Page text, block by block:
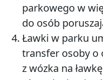
parkowego w
do osób
Ławki w parku
transfer osoby o
z wózka na